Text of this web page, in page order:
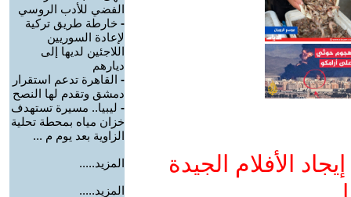
الأفلام الجيدة
الفضي للأدب الروسي
- خارطة طريق تركية
لإعادة السوريين
اللاجئين لديها إلى
ديارهم
- القاهرة تدعم استقرار
دمشق وتقدم لها النصح
- ليبيا.. مسيرة تستهدف
خزان مياه بمحطة تحلية
الزاوية بعد يوم م ...
المزيد.....
المزيد.....